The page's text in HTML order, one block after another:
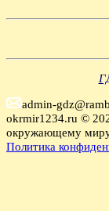
admin-
okrmir1234.ru ©
окружающему
Политика